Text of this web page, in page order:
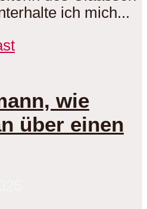
ich mich...
wie
über einen